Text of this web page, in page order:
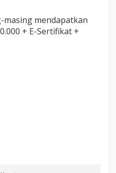
masing mendapatkan
+ E-Sertifikat +